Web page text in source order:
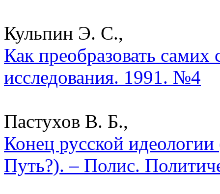
Кульпин Э. С.,
Как преобразовать
исследования. 1991. №4
Пастухов В. Б.,
Конец русской
Путь?). – Полис.